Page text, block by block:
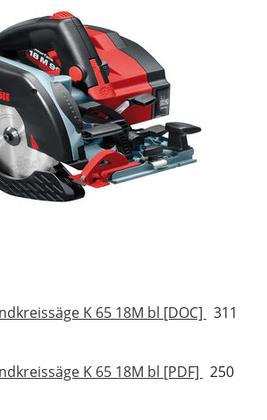
K 65 18M bl [DOC] 311
K 65 18M bl [PDF] 250